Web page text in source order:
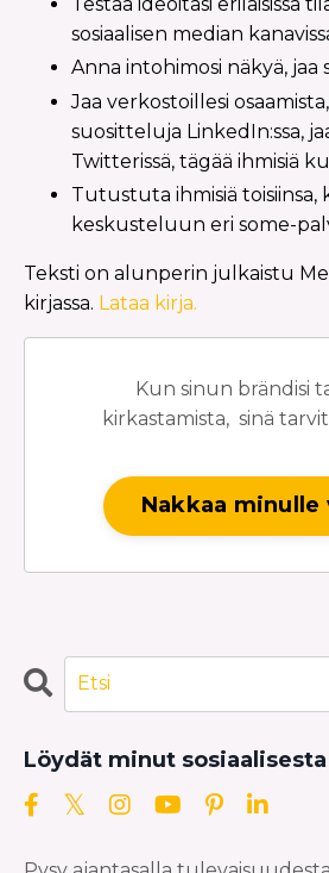
sosiaalisen median
Anna intohimosi näkyä, jaa
Jaa verkostoillesi
suositteluja LinkedIn:ssa,
Twitterissä, tägää ihmisiä
Tutustuta ihmisiä toisiinsa,
keskusteluun eri some-
Teksti on alunperin julkaistu
kirjassa. Lataa kirja.
Kun sinun brändisi
kirkastamista, sinä
Nakkaa minulle
Löydät minut